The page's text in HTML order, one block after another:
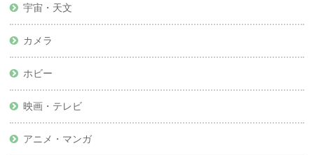
宇宙・天文
カメラ
ホビー
映画・テレビ
アニメ・マンガ